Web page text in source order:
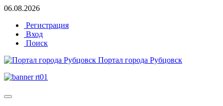
06.08.2026
Регистрация
Вход
Поиск
Портал города Рубцовск